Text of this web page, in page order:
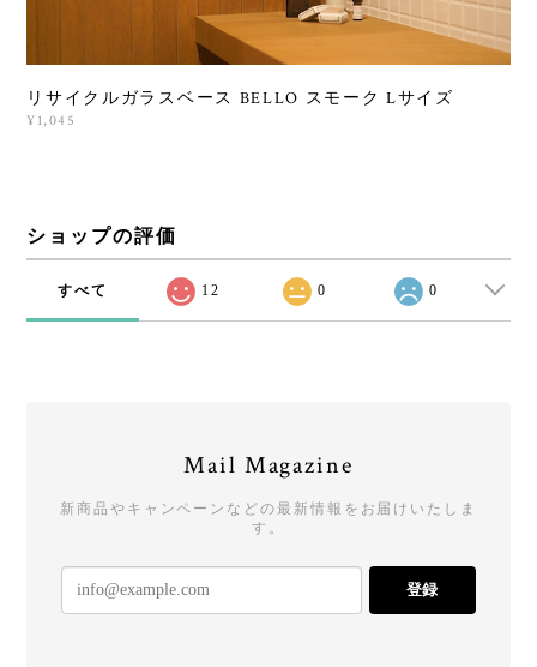
リサイクルガラスベース BELLO スモーク Lサイズ
¥1,045
ショップの評価
すべて 12 0 0
Mail Magazine
新商品やキャンペーンなどの最新情報をお届けいたしま
す。
登録